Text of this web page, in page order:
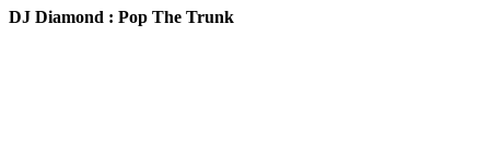
DJ Diamond : Pop The Trunk